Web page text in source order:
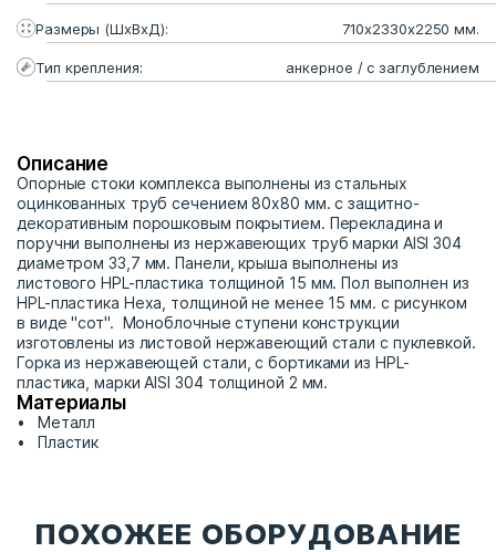
Размеры (ШхВхД): 710х2330х2250 мм.
Тип крепления: анкерное / с заглублением
Описание
Опорные стоки комплекса выполнены из стальных
оцинкованных труб сечением 80х80 мм. с защитно-
декоративным порошковым покрытием. Перекладина и
поручни выполнены из нержавеющих труб марки AISI 304
диаметром 33,7 мм. Панели, крыша выполнены из
листового HPL-пластика толщиной 15 мм. Пол выполнен из
HPL-пластика Hexa, толщиной не менее 15 мм. с рисунком
в виде "сот". Моноблочные ступени конструкции
изготовлены из листовой нержавеющий стали с пуклевкой.
Горка из нержавеющей стали, с бортиками из HPL-
пластика, марки AISI 304 толщиной 2 мм.
Материалы
Металл
Пластик
ПОХОЖЕЕ ОБОРУДОВАНИЕ